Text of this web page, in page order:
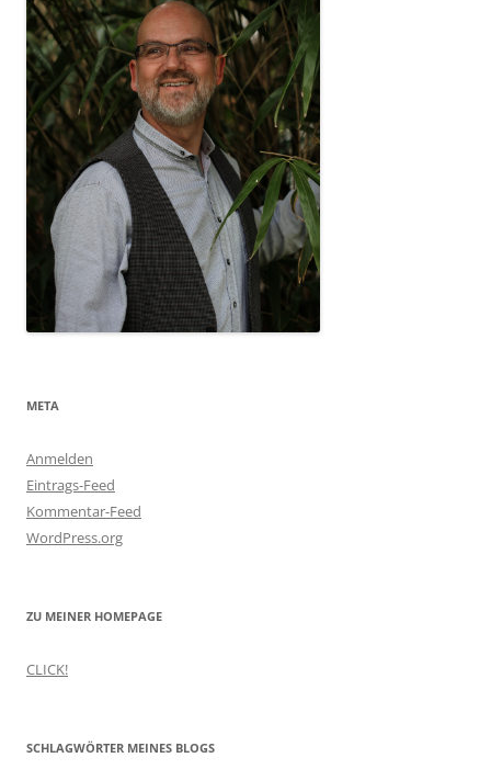
META
Anmelden
Eintrags-Feed
Kommentar-Feed
WordPress.org
ZU MEINER HOMEPAGE
CLICK!
SCHLAGWÖRTER MEINES BLOGS